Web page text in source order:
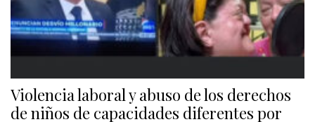
Violencia laboral y abuso de los derechos
de niños de capacidades diferentes por